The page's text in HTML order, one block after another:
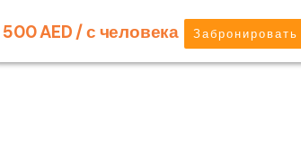
500 AED / с человека Забронировать